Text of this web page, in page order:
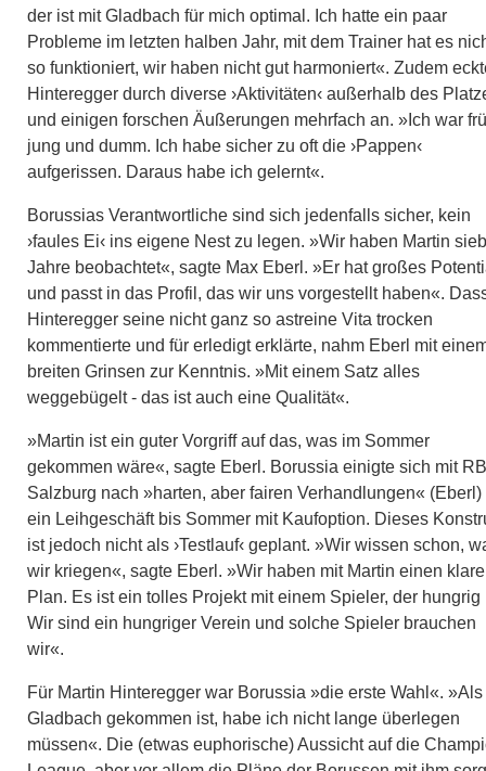
der ist mit Gladbach für mich optimal. Ich hatte ein paar
Probleme im letzten halben Jahr, mit dem Trainer hat es
so funktioniert, wir haben nicht gut harmoniert«. Zudem
Hinteregger durch diverse ›Aktivitäten‹ außerhalb des
und einigen forschen Äußerungen mehrfach an. »Ich war
jung und dumm. Ich habe sicher zu oft die ›Pappen‹
aufgerissen. Daraus habe ich gelernt«.
Borussias Verantwortliche sind sich jedenfalls sicher, kein
›faules Ei‹ ins eigene Nest zu legen. »Wir haben Martin
Jahre beobachtet«, sagte Max Eberl. »Er hat großes
und passt in das Profil, das wir uns vorgestellt haben«.
Hinteregger seine nicht ganz so astreine Vita trocken
kommentierte und für erledigt erklärte, nahm Eberl mit
breiten Grinsen zur Kenntnis. »Mit einem Satz alles
weggebügelt - das ist auch eine Qualität«.
»Martin ist ein guter Vorgriff auf das, was im Sommer
gekommen wäre«, sagte Eberl. Borussia einigte sich mit RB
Salzburg nach »harten, aber fairen Verhandlungen« (Eberl)
ein Leihgeschäft bis Sommer mit Kaufoption. Dieses
ist jedoch nicht als ›Testlauf‹ geplant. »Wir wissen schon,
wir kriegen«, sagte Eberl. »Wir haben mit Martin einen
Plan. Es ist ein tolles Projekt mit einem Spieler, der hungrig
Wir sind ein hungriger Verein und solche Spieler brauchen
wir«.
Für Martin Hinteregger war Borussia »die erste Wahl«. »Als
Gladbach gekommen ist, habe ich nicht lange überlegen
müssen«. Die (etwas euphorische) Aussicht auf die